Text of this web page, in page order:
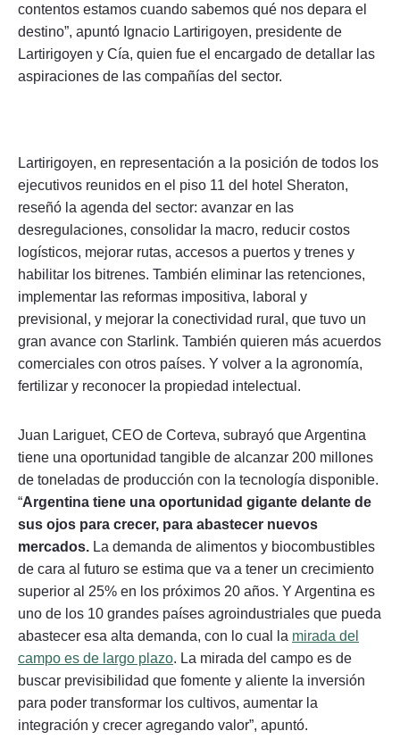
contentos estamos cuando sabemos qué nos depara el
destino”, apuntó Ignacio Lartirigoyen, presidente de
Lartirigoyen y Cía, quien fue el encargado de detallar las
aspiraciones de las compañías del sector.
Lartirigoyen, en representación a la posición de todos los
ejecutivos reunidos en el piso 11 del hotel Sheraton,
reseñó la agenda del sector: avanzar en las
desregulaciones, consolidar la macro, reducir costos
logísticos, mejorar rutas, accesos a puertos y trenes y
habilitar los bitrenes. También eliminar las retenciones,
implementar las reformas impositiva, laboral y
previsional, y mejorar la conectividad rural, que tuvo un
gran avance con Starlink. También quieren más acuerdos
comerciales con otros países. Y volver a la agronomía,
fertilizar y reconocer la propiedad intelectual.
Juan Lariguet, CEO de Corteva, subrayó que Argentina
tiene una oportunidad tangible de alcanzar 200 millones
de toneladas de producción con la tecnología disponible.
“Argentina tiene una oportunidad gigante delante de
sus ojos para crecer, para abastecer nuevos
mercados. La demanda de alimentos y biocombustibles
de cara al futuro se estima que va a tener un crecimiento
superior al 25% en los próximos 20 años. Y Argentina es
uno de los 10 grandes países agroindustriales que pueda
abastecer esa alta demanda, con lo cual la mirada del
campo es de largo plazo. La mirada del campo es de
buscar previsibilidad que fomente y aliente la inversión
para poder transformar los cultivos, aumentar la
integración y crecer agregando valor”, apuntó.